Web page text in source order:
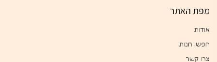
מפת האתר
אודות
חפשו חנות
צרו קשר